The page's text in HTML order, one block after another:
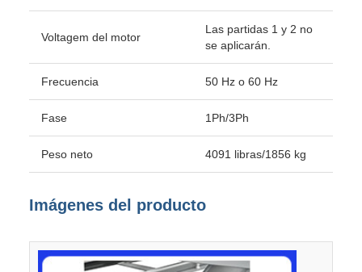
Voltagem del motor
Las partidas 1 y 2 no
se aplicarán.
Frecuencia 50 Hz o 60 Hz
Fase 1Ph/3Ph
Peso neto 4091 libras/1856 kg
Imágenes del producto